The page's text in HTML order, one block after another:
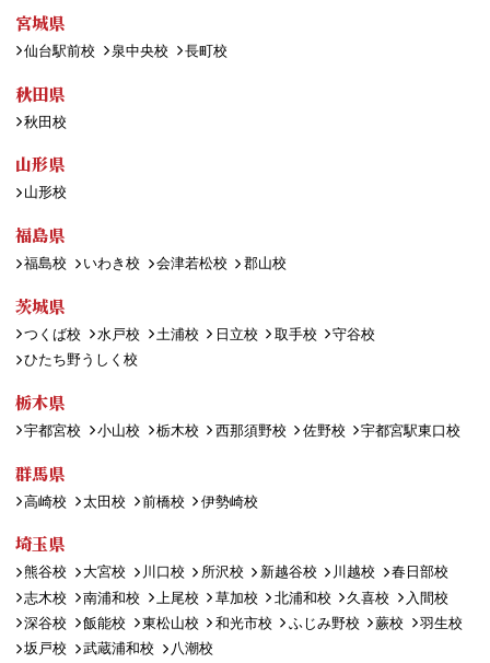
宮城県
仙台駅前校 泉中央校 長町校
秋田県
秋田校
山形県
山形校
福島県
福島校 いわき校 会津若松校 郡山校
茨城県
つくば校 水戸校 土浦校 日立校 取手校
守谷校
ひたち野うしく校
栃木県
宇都宮校 小山校 栃木校 西那須野校 佐野校 宇都宮駅東口校
群馬県
高崎校 太田校 前橋校 伊勢崎校
埼玉県
熊谷校 大宮校 川口校 所沢校 新越谷校 川越校
春日部校
志木校
南浦和校 上尾校 草加校 北浦和校 久喜校
入間校
深谷校
飯能校 東松山校 和光市校 ふじみ野校 蕨校
羽生校
坂戸校
武蔵浦和校 八潮校